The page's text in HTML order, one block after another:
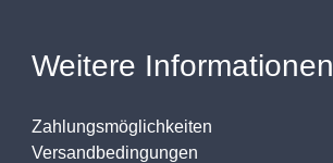
Weitere Informationen
Zahlungsmöglichkeiten
Versandbedingungen